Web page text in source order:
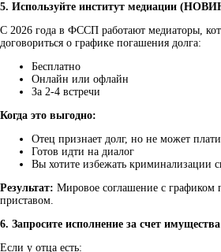
5. Используйте институт медиации
С 2026 года в ФССП работают медиаторы,
договориться о графике погашения долга:
Бесплатно
Онлайн или офлайн
За 2-4 встречи
Когда это выгодно:
Отец признает долг, но не может
Готов идти на диалог
Вы хотите избежать криминализации
Результат: Мировое соглашение с графиком
приставом.
6. Запросите исполнение за счет имущества
Если у отца есть: